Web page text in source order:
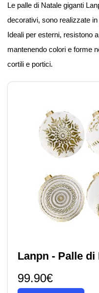
Le palle di Natale giganti
decorativi, sono realizzate
Ideali per esterni, resistono
mantenendo colori e forme
cortili e portici.
Lanpn - Palle di
99.90€